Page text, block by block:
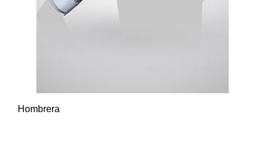
Hombrera